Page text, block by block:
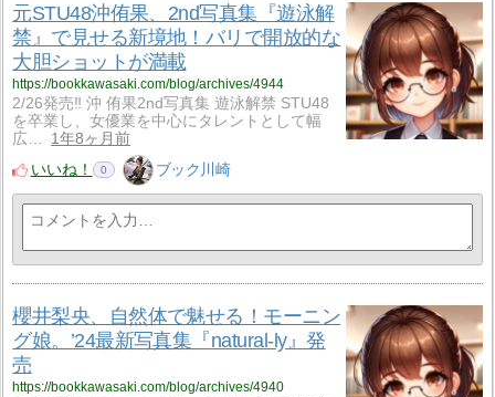
元STU48沖侑果、2nd写真集『遊泳解
禁』で見せる新境地！バリで開放的な
大胆ショットが満載
https://bookkawasaki.com/blog/archives/4944
2/26発売‼ 沖 侑果2nd写真集 遊泳解禁 STU48
を卒業し、女優業を中心にタレントとして幅
広…
1年8ヶ月前
いいね！
0 ブック川崎
櫻井梨央、自然体で魅せる！モーニン
グ娘。’24最新写真集『natural-ly』発
売
https://bookkawasaki.com/blog/archives/4940